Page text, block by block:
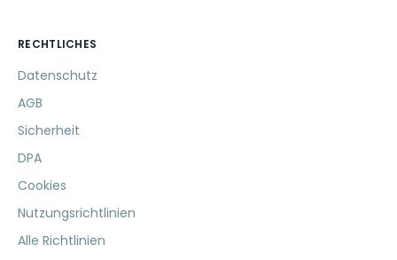
RECHTLICHES
Datenschutz
AGB
Sicherheit
DPA
Cookies
Nutzungsrichtlinien
Alle Richtlinien